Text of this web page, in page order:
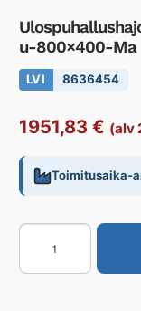
u-800×400-Ma
LVI 8636454
1951,83 € (alv
Toimitusaika-
Ulospuhallushajotin
Climecon
KONTIO-